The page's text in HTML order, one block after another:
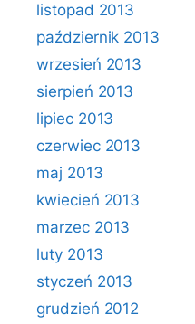
listopad 2013
październik 2013
wrzesień 2013
sierpień 2013
lipiec 2013
czerwiec 2013
maj 2013
kwiecień 2013
marzec 2013
luty 2013
styczeń 2013
grudzień 2012